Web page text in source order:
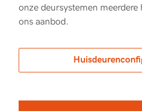
onze deursystemen
ons aanbod.